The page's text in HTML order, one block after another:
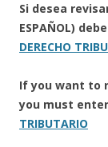
Si desea
ESPAÑOL)
DERECHO
If you want to
you must
TRIBUTARIO